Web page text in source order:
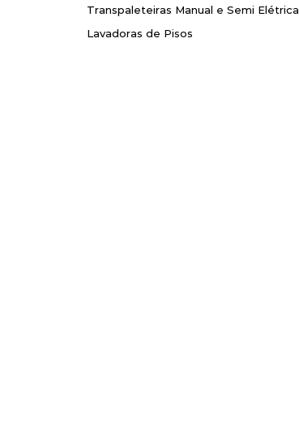
Transpaleteiras Manual e Semi Elétrica
Transpaleteiras Manual e Semi Elétrica
Lavadoras de Pisos
Lavadoras de Pisos